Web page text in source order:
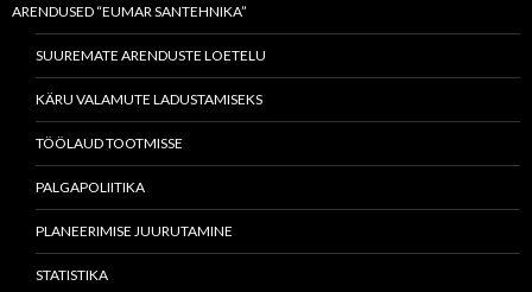
ARENDUSED “EUMAR SANTEHNIKA”
SUUREMATE ARENDUSTE LOETELU
KÄRU VALAMUTE LADUSTAMISEKS
TÖÖLAUD TOOTMISSE
PALGAPOLIITIKA
PLANEERIMISE JUURUTAMINE
STATISTIKA